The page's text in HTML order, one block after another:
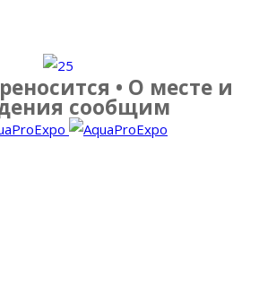
• О месте и
сообщим